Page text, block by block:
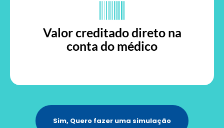
Valor creditado direto na
conta do médico
Sim, Quero fazer uma simulação